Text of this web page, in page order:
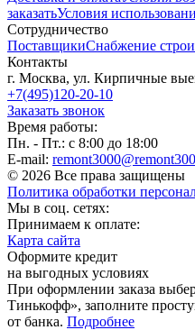
заказатьУсловия
Сотрудничество
ПоставщикиСнабжение
Контакты
г. Москва, ул. Кирпичные
+7(495)120-20-10
Заказать звонок
Время работы:
Пн. - Пт.: с 8:00 до 18:00
E-mail:
© 2026 Все права защищены
Политика обработки
Мы в соц. сетях:
Принимаем к оплате:
Карта сайта
Оформите кредит
на выгодных условиях
При оформлении заказа
Тинькофф», заполните
от банка. Подробнее